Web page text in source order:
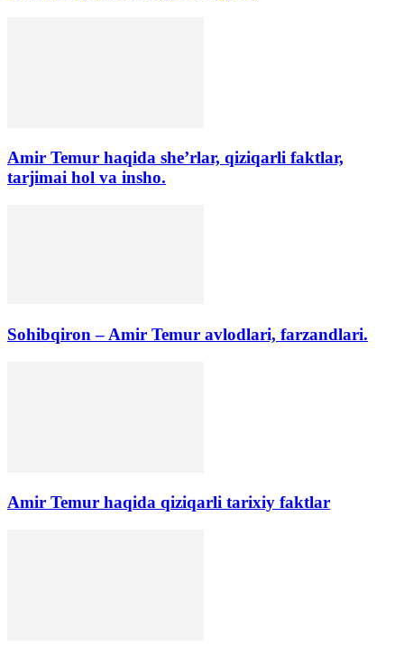
Amir Temur haqida she’rlar, qiziqarli faktlar,
tarjimai hol va insho.
Sohibqiron – Amir Temur avlodlari, farzandlari.
Amir Temur haqida qiziqarli tarixiy faktlar